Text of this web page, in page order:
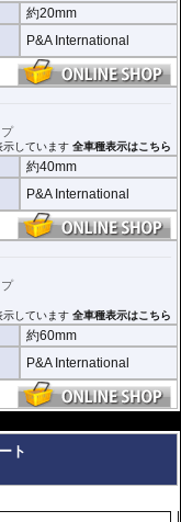
約20mm
P&A International
示しています全車種表示はこちら
約40mm
P&A International
示しています全車種表示はこちら
約60mm
P&A International
ト